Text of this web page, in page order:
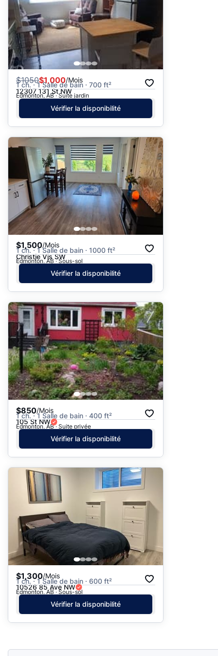
$1050$1,000/Mois
1 ch. · 1 Salle de bain · 700 ft²
12307 131 St NW
Edmonton, AB · Suite jardin
Vérifier la disponibilité
$1,500/Mois
1 ch. · 1 Salle de bain · 1000 ft²
Christie Vis SW
Edmonton, AB · Sous-sol
Vérifier la disponibilité
$850/Mois
1 ch. · 1 Salle de bain · 400 ft²
105 St NW
Edmonton, AB · Suite privée
Vérifier la disponibilité
$1,300/Mois
1 ch. · 1 Salle de bain · 600 ft²
10526 85 Ave NW
Edmonton, AB · Sous-sol
Vérifier la disponibilité